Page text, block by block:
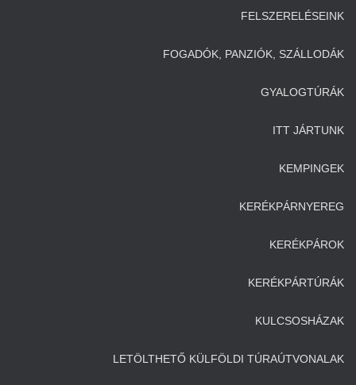
FELSZERELÉSEINK
FOGADÓK, PANZIÓK, SZÁLLODÁK
GYALOGTÚRÁK
ITT JÁRTUNK
KEMPINGEK
KERÉKPÁRNYEREG
KERÉKPÁROK
KERÉKPÁRTÚRÁK
KULCSOSHÁZAK
LETÖLTHETŐ KÜLFÖLDI TÚRAÚTVONALAK